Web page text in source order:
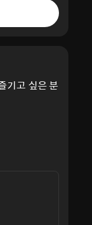
기고 싶은 분